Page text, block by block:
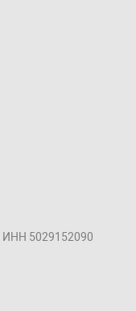
ИНН 5029152090